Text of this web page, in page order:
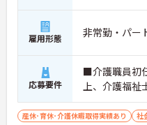
雇用形態 非常勤・パー
応募要件
■介護職員初
上、介護福
産休･育休･介護休暇取得実績あり 社